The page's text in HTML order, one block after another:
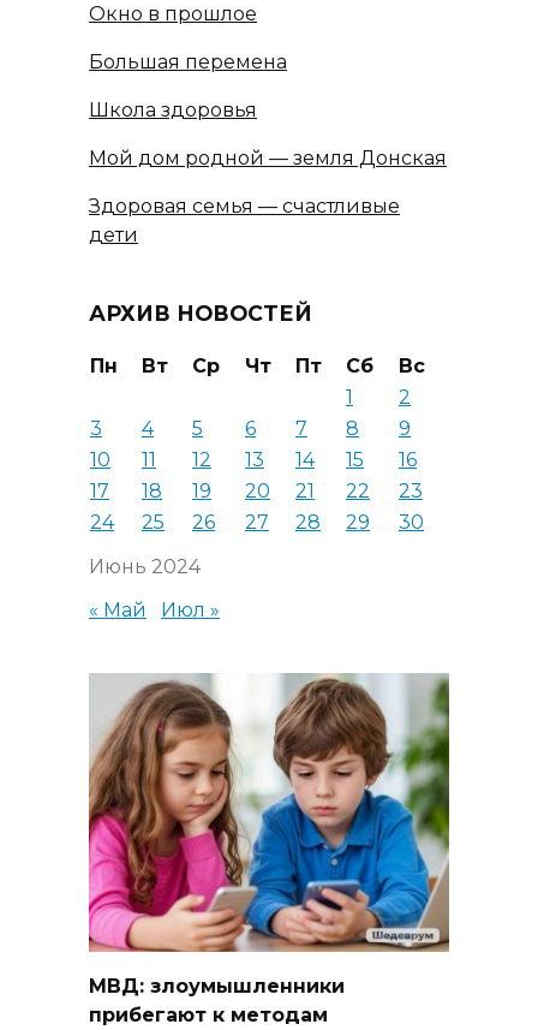
Окно в прошлое
Большая перемена
Школа здоровья
Мой дом родной — земля Донская
Здоровая семья — счастливые
дети
АРХИВ НОВОСТЕЙ
Июнь 2024
Пн Вт Ср Чт Пт Сб
Вс
1
2
3
4 5 6 7 8
9
10
11 12 13 14 15
16
17
18 19 20 21 22
23
24
25 26 27 28 29 30
« Май Июл »
МВД: злоумышленники
прибегают к методам